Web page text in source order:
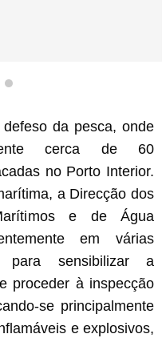
5
da pesca, onde
cerca de 60
no Porto Interior.
a Direcção dos
e de Água
em várias
para sensibilizar a
proceder à inspecção
se principalmente
e explosivos,